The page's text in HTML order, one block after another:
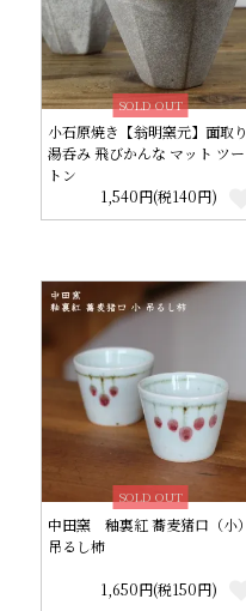
SOLD OUT
小石原焼き【翁明窯元】面取り
湯呑み 飛びかんな マット ツー
トン
1,540円(税140円)
SOLD OUT
中田窯 釉裏紅 蕎麦猪口（小）
吊るし柿
1,650円(税150円)